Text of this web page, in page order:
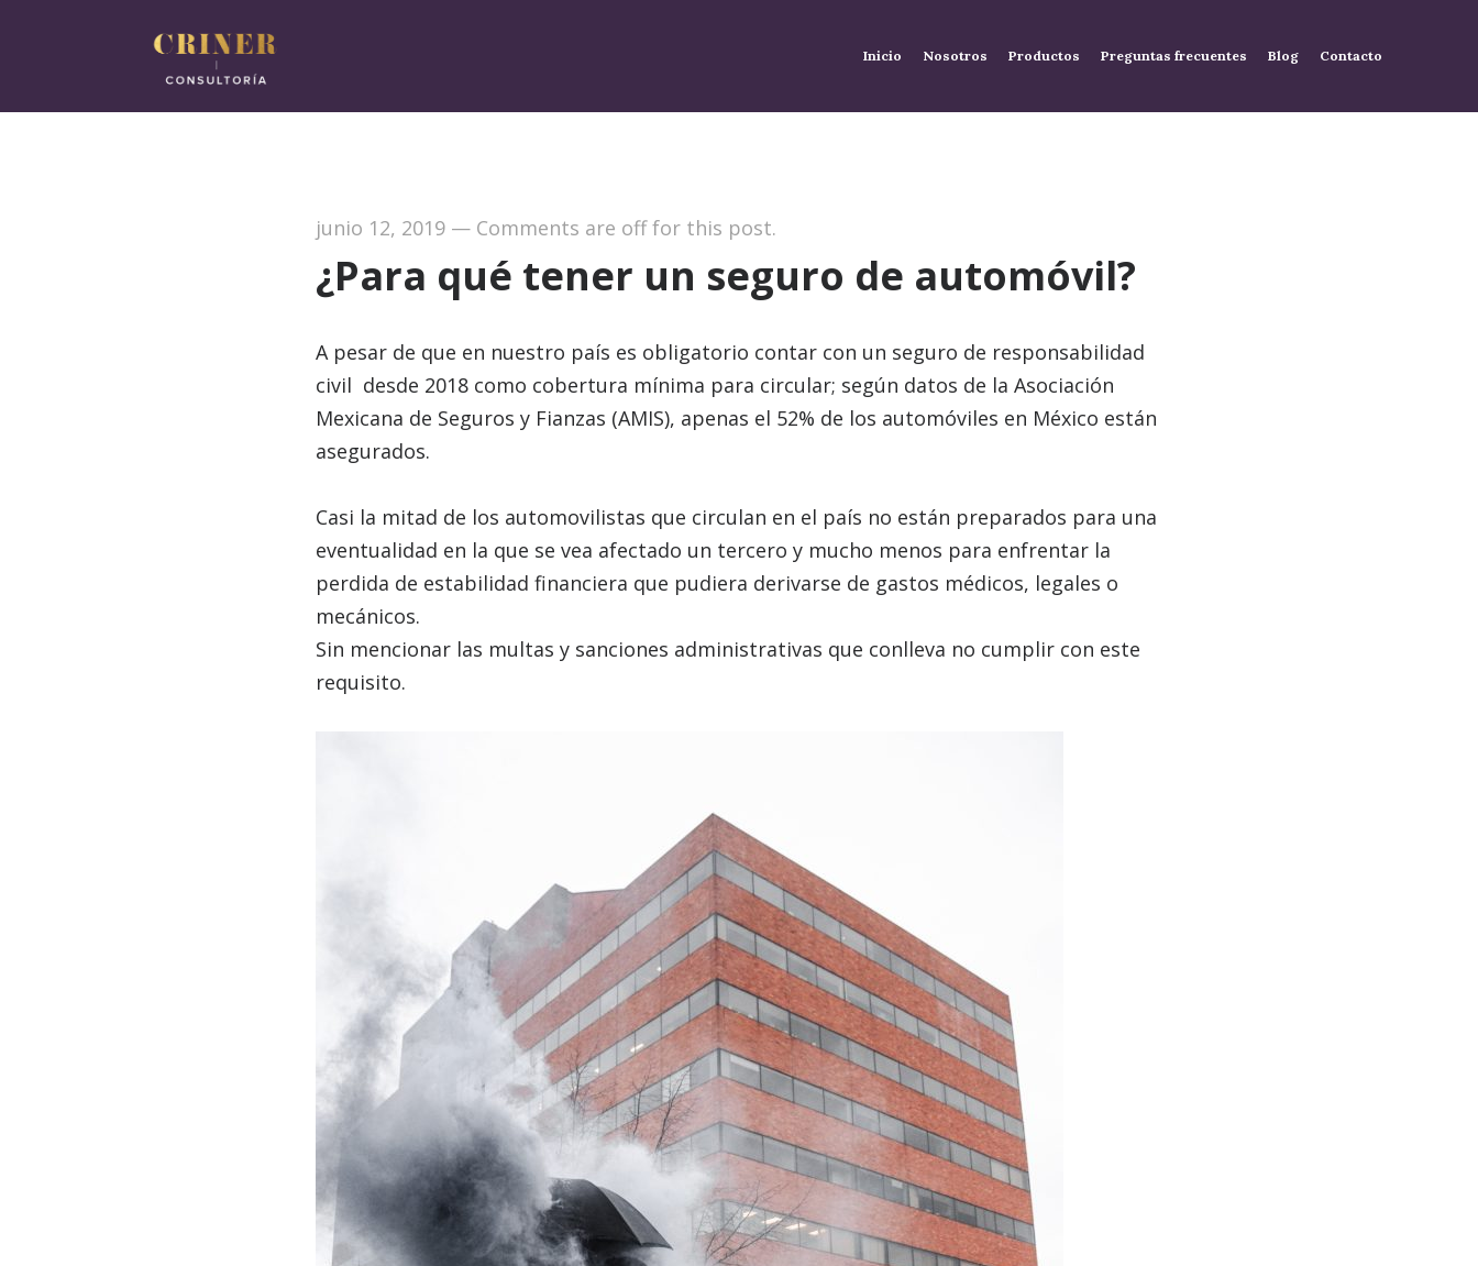
Inicio Nosotros Productos Preguntas frecuentes Blog Contacto
junio 12, 2019 — Comments are off for this post.
¿Para qué tener un seguro de automóvil?
A pesar de que en nuestro país es obligatorio contar con un seguro de responsabilidad
civil desde 2018 como cobertura mínima para circular; según datos de la Asociación
Mexicana de Seguros y Fianzas (AMIS), apenas el 52% de los automóviles en México están
asegurados.
Casi la mitad de los automovilistas que circulan en el país no están preparados para una
eventualidad en la que se vea afectado un tercero y mucho menos para enfrentar la
perdida de estabilidad financiera que pudiera derivarse de gastos médicos, legales o
mecánicos.
Sin mencionar las multas y sanciones administrativas que conlleva no cumplir con este
requisito.